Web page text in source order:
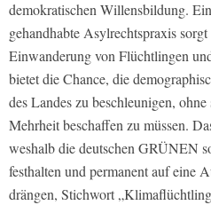
demokratischen Willensbildung.
gehandhabte Asylrechtspraxis
Einwanderung von Flüchtlingen
bietet die Chance, die
des Landes zu beschleunigen,
Mehrheit beschaffen zu müssen.
weshalb die deutschen GRÜNEN
festhalten und permanent auf eine
drängen, Stichwort